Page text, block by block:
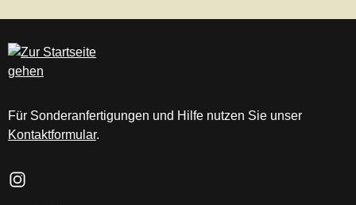
Für Sonderanfertigungen und Hilfe nutzen Sie unser
Kontaktformular.
Schau auf Instagram vorbei – öffnet in neuem Tab (externer